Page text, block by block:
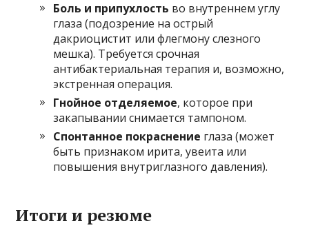
Боль и припухлость во внутреннем углу
глаза (подозрение на острый
дакриоцистит или флегмону слезного
мешка). Требуется срочная
антибактериальная терапия и, возможно,
экстренная операция.
Гнойное отделяемое, которое при
закапывании снимается тампоном.
Спонтанное покраснение глаза (может
быть признаком ирита, увеита или
повышения внутриглазного давления).
Итоги и резюме